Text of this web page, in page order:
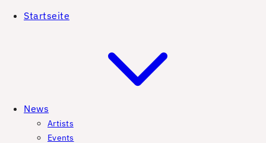
Startseite
News
Artists
Events